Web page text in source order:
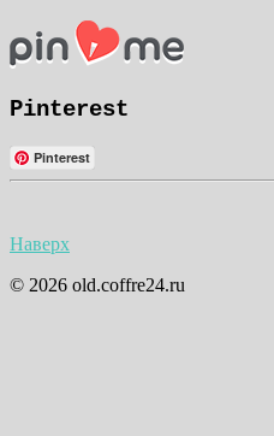
Pinterest
Pinterest
Наверх
© 2026 old.coffre24.ru